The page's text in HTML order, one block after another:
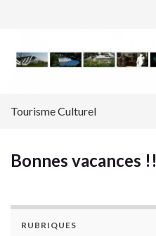
Tourisme Culturel
Bonnes vacances !!
RUBRIQUES